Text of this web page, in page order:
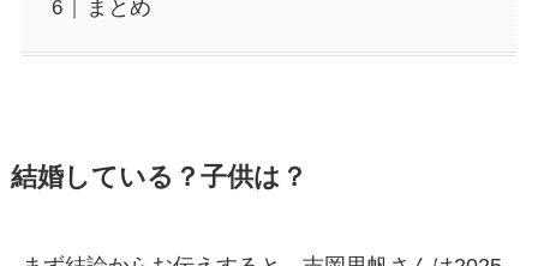
まとめ
結婚している？子供は？